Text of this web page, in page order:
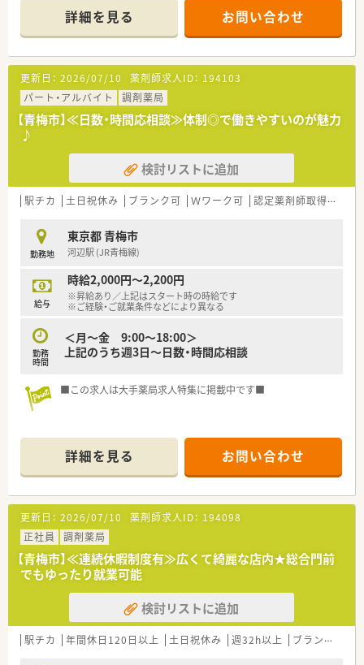
◎薬剤師としてはもちろんのこと、接客・サービスのプロとして
の研修も豊富！
客室乗務員を招いたマナー講習など人間性を高めてくれる内容
もあります。
詳細を見る お問い合わせ
更新日： 2026/07/10 薬剤師求人ID： 194103
パート・アルバイト
調剤薬局
【青梅市】≪日数・時間応相談≫体制◎で働きやすいのが魅力
♪
検討リストに追加
駅チカ 土日祝休み ブランク可 Ｗワーク可 認定薬剤師取得支援あり
勤務地
東京都 青梅市
河辺駅 (JR青梅線)
給与
時給2,000円～2,200円
※昇給あり／上記はスタート時の時給です
※ご経験・ご就業条件などにより異なる
勤務
時間
＜月～金 9:00～18:00＞
上記のうち週3日～日数・時間応相談
■この求人は大手薬局求人特集に掲載中です■
詳細を見る お問い合わせ
更新日： 2026/07/10 薬剤師求人ID： 194098
正社員
調剤薬局
【青梅市】≪連続休暇制度有≫広くて綺麗な店内★総合門前
でもゆったり就業可能
検討リストに追加
駅チカ 年間休日120日以上 土日祝休み 週32h以上 ブランク可